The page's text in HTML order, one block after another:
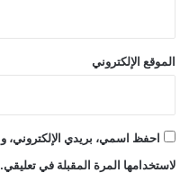
الموقع الإلكتروني
احفظ اسمي، بريدي الإلكتروني،
لاستخدامها المرة المقبلة في تعليقي.